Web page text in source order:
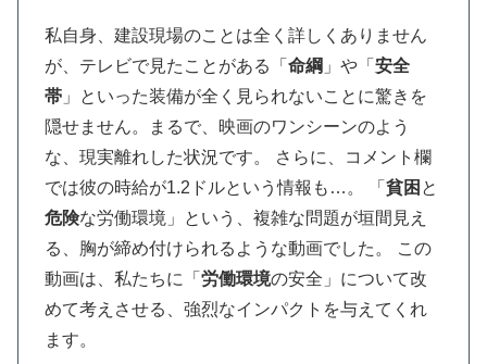
私自身、建設現場のことは全く詳しくありません
が、テレビで見たことがある「 命綱 」や「 安全
帯 」といった装備が全く見られないことに驚きを
隠せません。まるで、映画のワンシーンのよう
な、現実離れした状況です。 さらに、コメント欄
では彼の時給が1.2ドルという情報も…。 「 貧困 と
危険な労働環境」という、複雑な問題が垣間見え
る、胸が締め付けられるような動画でした。 この
動画は、私たちに「 労働環境の安全」について改
めて考えさせる、強烈なインパクトを与えてくれ
ます。